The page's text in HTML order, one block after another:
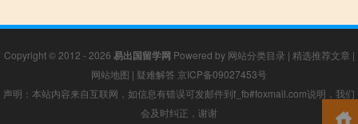
Copyright © 2012 - 2026 易出国留学网 Powered by 网站分类目录 | 精选推荐文章 |
网站地图 | 疑难解答 京ICP备09027453号
声明：本站内容来自互联网，如信息有错误可发邮件到f_fb#foxmail.com说明，我们
会及时纠正，谢谢